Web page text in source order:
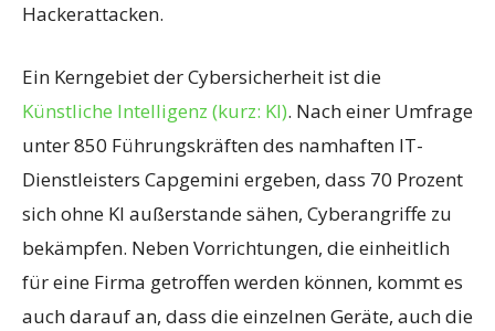
Hackerattacken.
Ein Kerngebiet der Cybersicherheit ist die
Künstliche Intelligenz (kurz: KI). Nach einer Umfrage
unter 850 Führungskräften des namhaften IT-
Dienstleisters Capgemini ergeben, dass 70 Prozent
sich ohne KI außerstande sähen, Cyberangriffe zu
bekämpfen. Neben Vorrichtungen, die einheitlich
für eine Firma getroffen werden können, kommt es
auch darauf an, dass die einzelnen Geräte, auch die